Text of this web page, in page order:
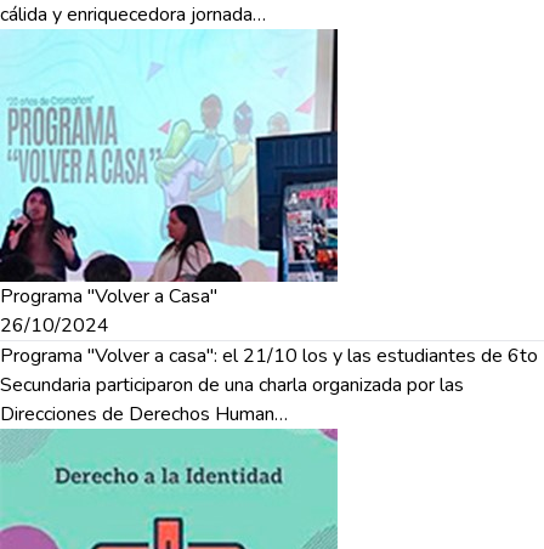
cálida y enriquecedora jornada…
Programa "Volver a Casa"
26/10/2024
Programa "Volver a casa": el 21/10 los y las estudiantes de 6to
Secundaria participaron de una charla organizada por las
Direcciones de Derechos Human…